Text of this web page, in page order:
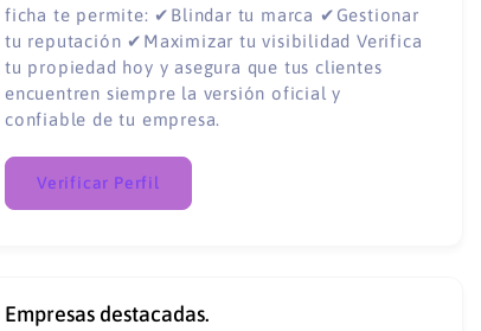
ficha te permite: ✔Blindar tu marca ✔Gestionar
tu reputación ✔Maximizar tu visibilidad Verifica
tu propiedad hoy y asegura que tus clientes
encuentren siempre la versión oficial y
confiable de tu empresa.
Verificar Perfil
Empresas destacadas.